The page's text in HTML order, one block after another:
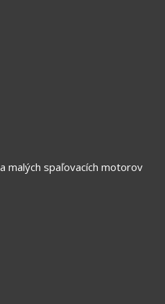
malých spaľovacích motorov